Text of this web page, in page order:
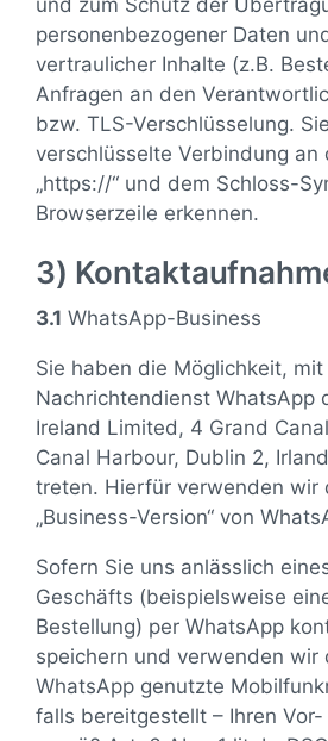
und zum Schutz der
personenbezogener Daten
vertraulicher Inhalte (z.B.
Anfragen an den
bzw. TLS-Verschlüsselung.
verschlüsselte Verbindung an
„https://“ und dem Schloss-
Browserzeile erkennen.
3)
3.1 WhatsApp-Business
Sie haben die Möglichkeit,
Nachrichtendienst WhatsApp
Ireland Limited, 4 Grand
Canal Harbour, Dublin 2,
treten. Hierfür verwenden wir
„Business-Version“ von
Sofern Sie uns anlässlich
Geschäfts (beispielsweise
Bestellung) per WhatsApp
speichern und verwenden wir
WhatsApp genutzte
falls bereitgestellt – Ihren